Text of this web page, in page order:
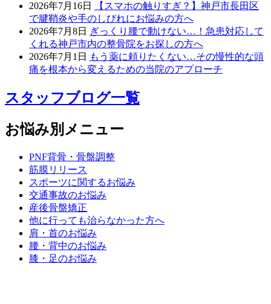
2026年7月16日
【スマホの触りすぎ？】神戸市長田区
で腱鞘炎や手のしびれにお悩みの方へ
2026年7月8日 ぎっくり腰で動けない…！急患対応して
くれる神戸市内の整骨院をお探しの方へ
2026年7月1日
もう薬に頼りたくない…その慢性的な頭
痛を根本から変えるための当院のアプローチ
スタッフブログ一覧
お悩み別メニュー
PNF背骨・骨盤調整
筋膜リリース
スポーツに関するお悩み
交通事故のお悩み
産後骨盤矯正
他に行っても治らなかった方へ
肩・首のお悩み
腰・背中のお悩み
膝・足のお悩み